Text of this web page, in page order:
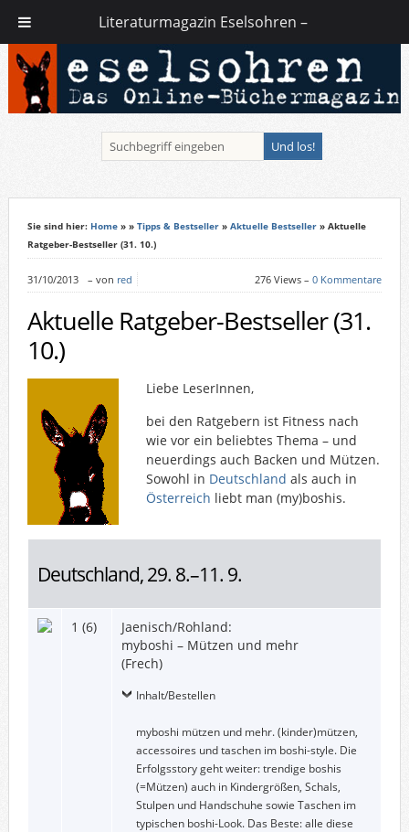
Sie sind hier: Home» » Tipps & Bestseller» Aktuelle Bestseller» Aktuelle
Ratgeber-Bestseller (31. 10.)
31/10/2013 – von red 276 Views –0 Kommentare
Aktuelle Ratgeber-Bestseller (31.
10.)
Liebe LeserInnen,
bei den Ratgebern ist Fitness nach
wie vor ein beliebtes Thema – und
neuerdings auch Backen und Mützen.
Sowohl in Deutschland als auch in
Österreich liebt man (my)boshis.
Deutschland, 29. 8.–11. 9.
1 (6)
Jaenisch/Rohland:
myboshi – Mützen und mehr
(Frech)
Inhalt/Bestellen
myboshi mützen und mehr. (kinder)mützen,
accessoires und taschen im boshi-style. Die
Erfolgsstory geht weiter: trendige boshis
(=Mützen) auch in Kindergrößen, Schals,
Stulpen und Handschuhe sowie Taschen im
typischen boshi-Look. Das Beste: alle diese
Literaturmagazin Eselsohren –